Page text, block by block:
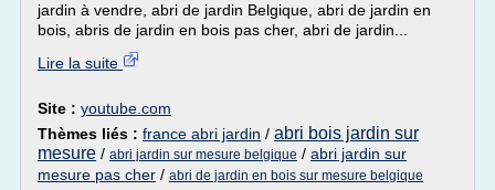
jardin à vendre, abri de jardin Belgique, abri de jardin en
bois, abris de jardin en bois pas cher, abri de jardin...
Lire la suite
Site : youtube.com
Thèmes liés : france abri jardin / abri bois jardin sur
mesure / abri jardin sur mesure belgique / abri jardin sur
mesure pas cher / abri de jardin en bois sur mesure belgique